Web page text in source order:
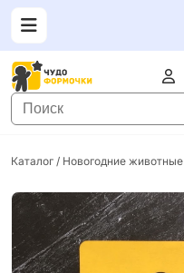
Каталог / Новогодние животные